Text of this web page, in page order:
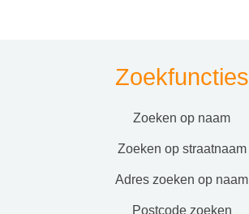
Zoekfuncties
zoeken op naam
zoeken op straatnaam
adres zoeken op naam
postcode zoeken